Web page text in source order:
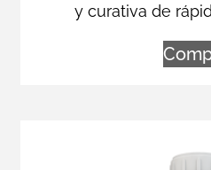
y curativa de